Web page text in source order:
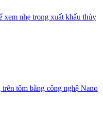
nhẹ trong xuất khẩu thủy
tôm bằng công nghệ Nano